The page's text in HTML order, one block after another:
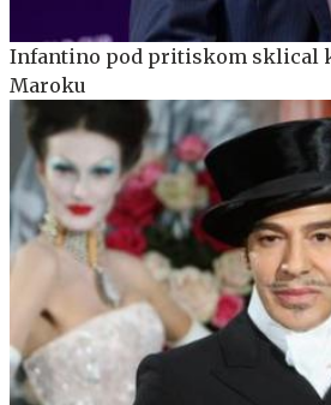
Infantino pod pritiskom sklical
Maroku